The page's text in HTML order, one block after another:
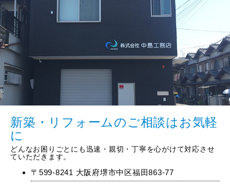
新築・リフォームのご相談はお気軽
に
どんなお困りごとにも迅速・親切・丁寧を心がけて対応させ
ていただきます。
〒599-8241 大阪府堺市中区福田863-77